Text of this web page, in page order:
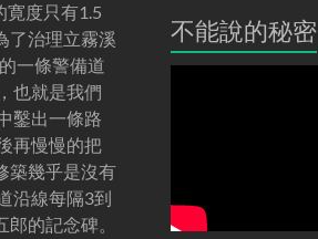
寛度只有1.5
了治理立霧溪
一條警備道
也就是我們
鑿出一條路
再慢慢的把
築幾乎是沒有
沿線每隔3到
的記念碑。
不能說的秘密